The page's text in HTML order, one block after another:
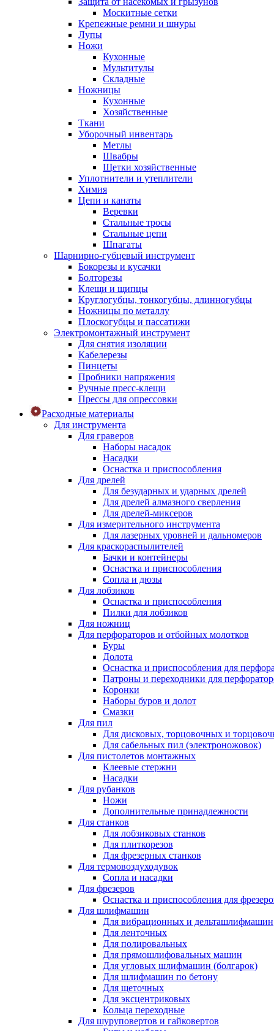
Москитные сетки
Крепежные ремни и шнуры
Лупы
Ножи
Кухонные
Мультитулы
Складные
Ножницы
Кухонные
Хозяйственные
Ткани
Уборочный инвентарь
Метлы
Швабры
Щетки хозяйственные
Уплотнители и утеплители
Химия
Цепи и канаты
Веревки
Стальные тросы
Стальные цепи
Шпагаты
Шарнирно-губцевый инструмент
Бокорезы и кусачки
Болторезы
Клещи и щипцы
Круглогубцы, тонкогубцы, длинногубцы
Ножницы по металлу
Плоскогубцы и пассатижи
Электромонтажный инструмент
Для снятия изоляции
Кабелерезы
Пинцеты
Пробники напряжения
Ручные пресс-клещи
Прессы для опрессовки
Расходные материалы
Для инструмента
Для граверов
Наборы насадок
Насадки
Оснастка и приспособления
Для дрелей
Для безударных и ударных дрелей
Для дрелей алмазного сверления
Для дрелей-миксеров
Для измерительного инструмента
Для лазерных уровней и дальномеров
Для краскораспылителей
Бачки и контейнеры
Оснастка и приспособления
Сопла и дюзы
Для лобзиков
Оснастка и приспособления
Пилки для лобзиков
Для ножниц
Для перфораторов и отбойных молотков
Буры
Долота
Оснастка и приспособления для
Патроны и переходники для
Коронки
Наборы буров и долот
Смазки
Для пил
Для дисковых, торцовочных и
Для сабельных пил (электроножовок)
Для пистолетов монтажных
Клеевые стержни
Насадки
Для рубанков
Ножи
Дополнительные принадлежности
Для станков
Для лобзиковых станков
Для плиткорезов
Для фрезерных станков
Для термовоздуходувок
Сопла и насадки
Для фрезеров
Оснастка и приспособления для
Для шлифмашин
Для вибрационных и дельташлифмашин
Для ленточных
Для полировальных
Для прямошлифовальных машин
Для угловых шлифмашин (болгарок)
Для шлифмашин по бетону
Для щеточных
Для эксцентриковых
Кольца переходные
Для шуруповертов и гайковертов